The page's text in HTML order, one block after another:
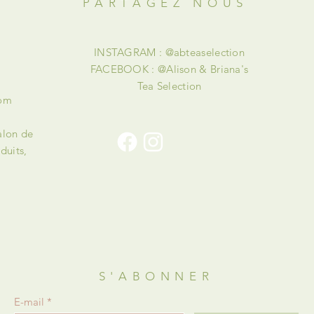
de
INSTAGRAM : @abteaselection
FACEBOOK : @Alison & Briana's
Tea Selection
S'ABONNER
E-mail